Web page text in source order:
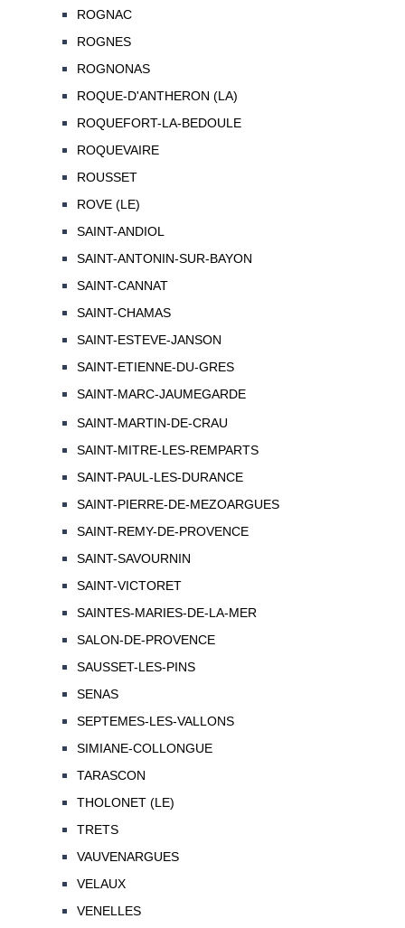
ROGNAC
ROGNES
ROGNONAS
ROQUE-D'ANTHERON (LA)
ROQUEFORT-LA-BEDOULE
ROQUEVAIRE
ROUSSET
ROVE (LE)
SAINT-ANDIOL
SAINT-ANTONIN-SUR-BAYON
SAINT-CANNAT
SAINT-CHAMAS
SAINT-ESTEVE-JANSON
SAINT-ETIENNE-DU-GRES
SAINT-MARC-JAUMEGARDE
SAINT-MARTIN-DE-CRAU
SAINT-MITRE-LES-REMPARTS
SAINT-PAUL-LES-DURANCE
SAINT-PIERRE-DE-MEZOARGUES
SAINT-REMY-DE-PROVENCE
SAINT-SAVOURNIN
SAINT-VICTORET
SAINTES-MARIES-DE-LA-MER
SALON-DE-PROVENCE
SAUSSET-LES-PINS
SENAS
SEPTEMES-LES-VALLONS
SIMIANE-COLLONGUE
TARASCON
THOLONET (LE)
TRETS
VAUVENARGUES
VELAUX
VENELLES